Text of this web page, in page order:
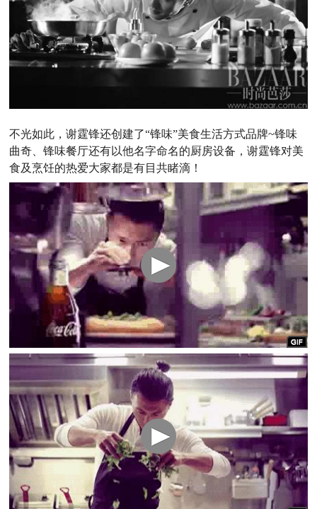
不光如此，谢霆锋还创建了“锋味”美食生活方式品牌~锋味
曲奇、锋味餐厅还有以他名字命名的厨房设备，谢霆锋对美
食及烹饪的热爱大家都是有目共睹滴！